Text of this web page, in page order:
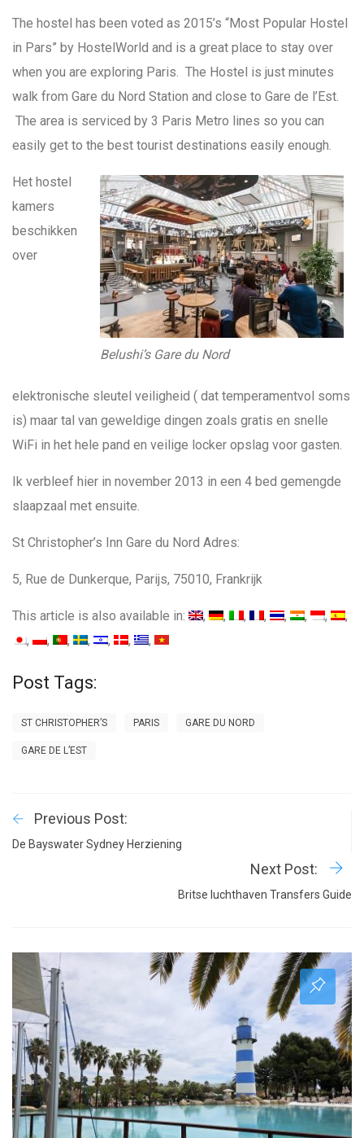
The hostel has been voted as 2015’s “Most Popular Hostel
in Pars” by HostelWorld and is a great place to stay over
when you are exploring Paris. The Hostel is just minutes
walk from Gare du Nord Station and close to Gare de l’Est.
The area is serviced by 3 Paris Metro lines so you can
easily get to the best tourist destinations easily enough.
Belushi’s Gare du Nord
Het hostel
kamers
beschikken
over
elektronische sleutel veiligheid ( dat temperamentvol soms
is) maar tal van geweldige dingen zoals gratis en snelle
WiFi in het hele pand en veilige locker opslag voor gasten.
Ik verbleef hier in november 2013 in een 4 bed gemengde
slaapzaal met ensuite.
St Christopher’s Inn Gare du Nord Adres:
5, Rue de Dunkerque, Parijs, 75010, Frankrijk
This article is also available in:
Post Tags:
ST CHRISTOPHER’S PARIS GARE DU NORD
GARE DE L’EST
Previous Post:
De Bayswater Sydney Herziening
Next Post:
Britse luchthaven Transfers Guide